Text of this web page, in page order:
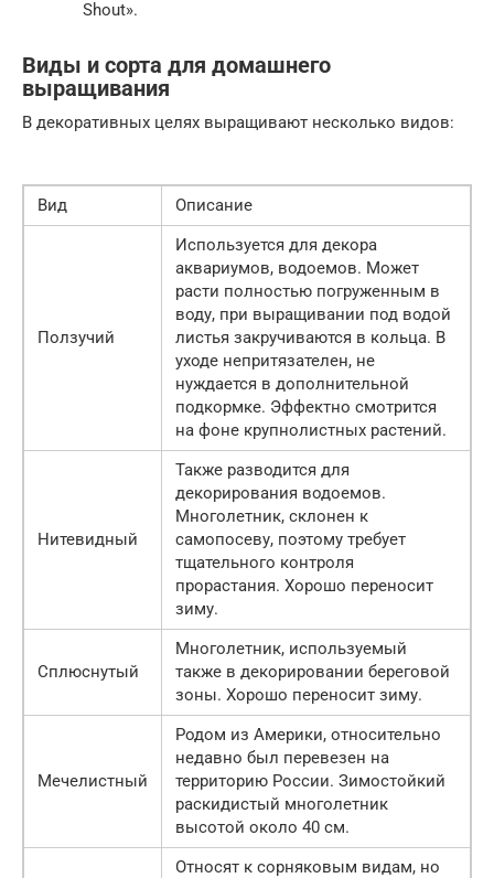
Shout».
Виды и сорта для домашнего
выращивания
В декоративных целях выращивают несколько видов:
Вид Описание
Ползучий
Используется для декора
аквариумов, водоемов. Может
расти полностью погруженным в
воду, при выращивании под водой
листья закручиваются в кольца. В
уходе непритязателен, не
нуждается в дополнительной
подкормке. Эффектно смотрится
на фоне крупнолистных растений.
Нитевидный
Также разводится для
декорирования водоемов.
Многолетник, склонен к
самопосеву, поэтому требует
тщательного контроля
прорастания. Хорошо переносит
зиму.
Сплюснутый
Многолетник, используемый
также в декорировании береговой
зоны. Хорошо переносит зиму.
Мечелистный
Родом из Америки, относительно
недавно был перевезен на
территорию России. Зимостойкий
раскидистый многолетник
высотой около 40 см.
Относят к сорняковым видам, но